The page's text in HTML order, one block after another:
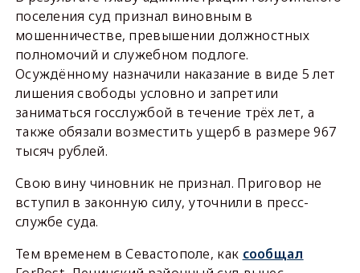
поселения суд признал виновным в
мошенничестве, превышении должностных
полномочий и служебном подлоге.
Осуждённому назначили наказание в виде 5 лет
лишения свободы условно и запретили
заниматься госслужбой в течение трёх лет, а
также обязали возместить ущерб в размере 967
тысяч рублей.
Свою вину чиновник не признал. Приговор не
вступил в законную силу, уточнили в пресс-
службе суда.
Тем временем в Севастополе, как сообщал